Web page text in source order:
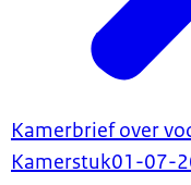
Kamerbrief over
Kamerstuk01-07-